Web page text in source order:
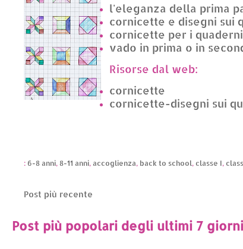
l'eleganza della prima
cornicette e disegni sui
cornicette per i quaderni
vado in prima o in
Risorse dal web:
cornicette
cornicette-disegni sui
: 6-8 anni, 8-11 anni, accoglienza, back to school, classe I,
Post più recente
Post più popolari degli ultimi 7 giorni